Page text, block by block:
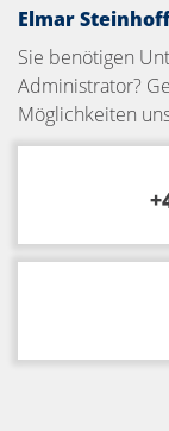
Elmar Steinhoff
Sie benötigen
Administrator?
Möglichkeiten